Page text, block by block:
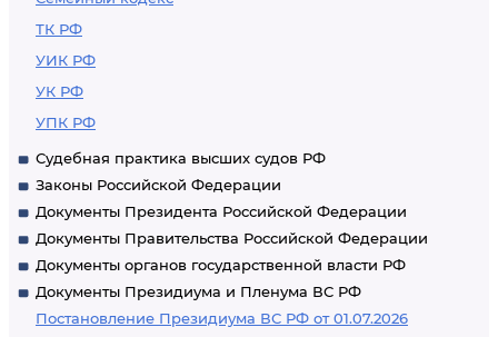
ТК РФ
УИК РФ
УК РФ
УПК РФ
Судебная практика высших судов РФ
Законы Российской Федерации
Документы Президента Российской Федерации
Документы Правительства Российской Федерации
Документы органов государственной власти РФ
Документы Президиума и Пленума ВС РФ
Постановление Президиума ВС РФ от 01.07.2026